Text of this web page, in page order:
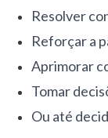
Resolver
Reforçar a
Aprimorar
Tomar
Ou até